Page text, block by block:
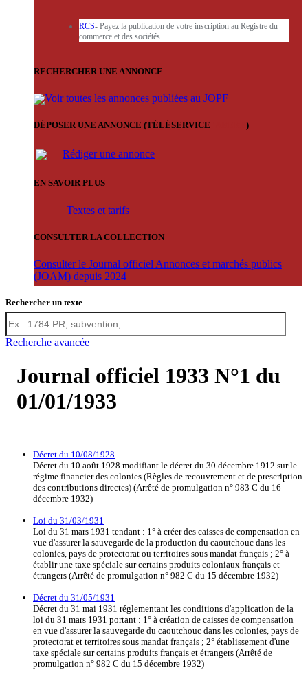
RCS- Payez la publication de votre inscription au Registre du
commerce et des sociétés.
RECHERCHER UNE ANNONCE
Voir toutes les annonces publiées au JOPF
DÉPOSER UNE ANNONCE (TÉLÉSERVICE )
Rédiger une annonce
EN SAVOIR PLUS
Textes et tarifs
CONSULTER LA COLLECTION
Consulter le Journal officiel Annonces et marchés publics
(JOAM) depuis 2024
Rechercher un texte
Recherche avancée
Journal officiel 1933 N°1 du
01/01/1933
Décret du 10/08/1928
Décret du 10 août 1928 modifiant le décret du 30 décembre 1912 sur le
régime financier des colonies (Règles de recouvrement et de prescription
des contributions directes) (Arrêté de promulgation n° 983 C du 16
décembre 1932)
Loi du 31/03/1931
Loi du 31 mars 1931 tendant : 1° à créer des caisses de compensation en
vue d'assurer la sauvegarde de la production du caoutchouc dans les
colonies, pays de protectorat ou territoires sous mandat français ; 2° à
établir une taxe spéciale sur certains produits coloniaux français et
étrangers (Arrêté de promulgation n° 982 C du 15 décembre 1932)
Décret du 31/05/1931
Décret du 31 mai 1931 réglementant les conditions d'application de la
loi du 31 mars 1931 portant : 1° à création de caisses de compensation
en vue d'assurer la sauvegarde du caoutchouc dans les colonies, pays de
protectorat et territoires sous mandat français ; 2° établissement d'une
taxe spéciale sur certains produits français et étrangers (Arrêté de
promulgation n° 982 C du 15 décembre 1932)